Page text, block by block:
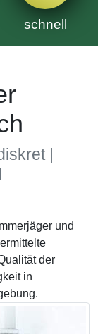
schnell
|
und
der
in